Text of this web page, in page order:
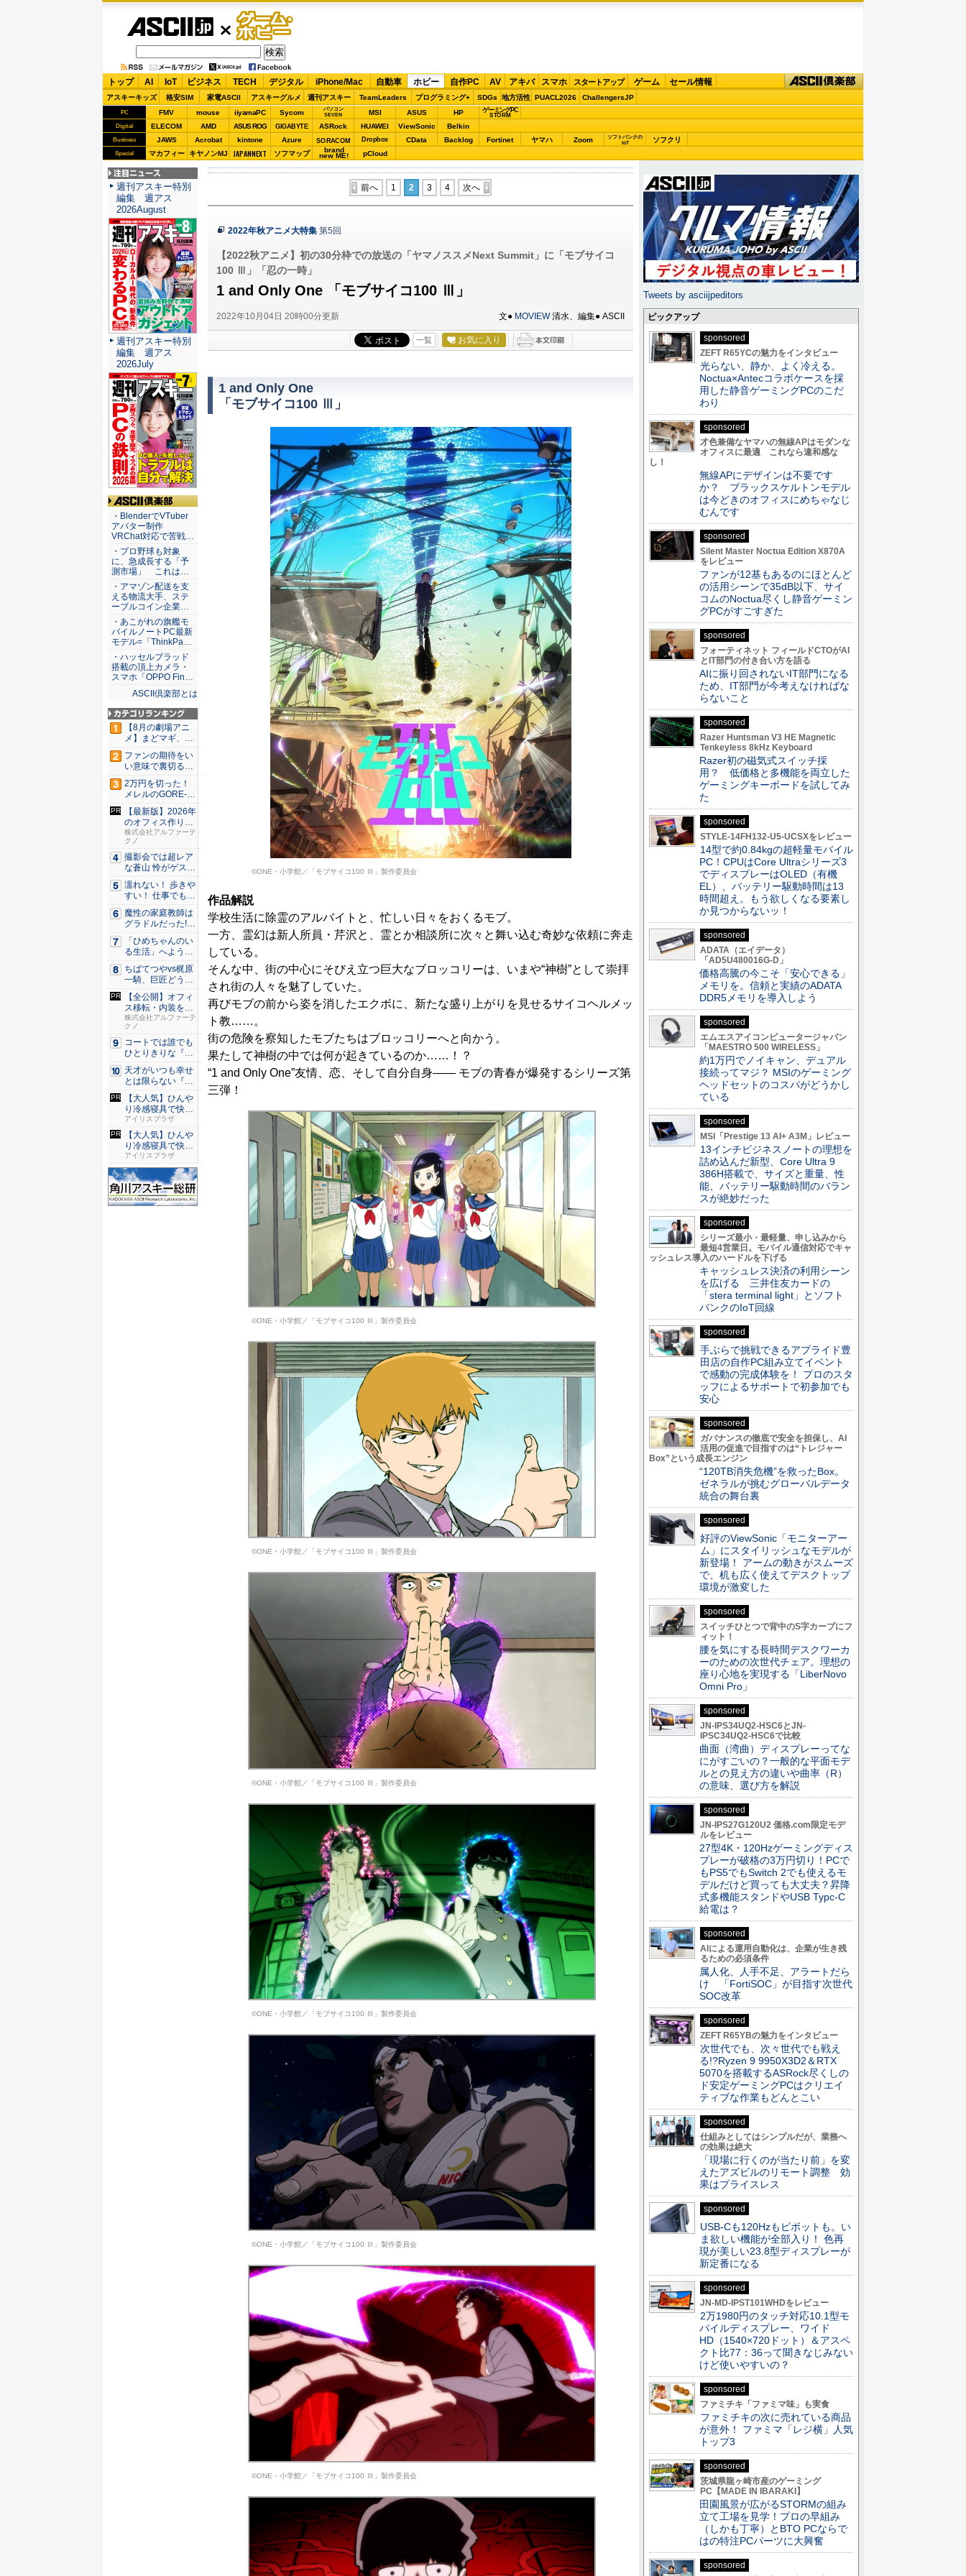
ゲーム・
ホビー
トップ AI IoT ビジネス TECH デジタル iPhone/Mac 自動車 ホビー 自作PC AV アキバ スマホ スタートアップ ゲーム セール情報
アスキーキッズ 格安SIM 家電ASCII アスキーグルメ 週刊アスキー TeamLeaders プログラミング+ SDGs 地方活性 PUACL2026 ChallengersJP
PC FMV mouse iiyamaPC Sycom
パソコン
SEVEN
MSI ASUS HP ゲーミングPC
STORM
Digital ELECOM AMD ASUS ROG GIGABYTE ASRock HUAWEI ViewSonic Belkin
Business JAWS Acrobat kintone Azure SORACOM Dropbox CData Backlog Fortinet ヤマハ Zoom
ソフトバンクの
IoT
ソフクリ
Special マカフィー キヤノンMJ JAPANNEXT ソフマップ brand
new ME! pCloud
前へ 1 2 3 4 次へ
2022年秋アニメ大特集 第5回
【2022秋アニメ】初の30分枠での放送の「ヤマノススメNext Summit」に「モブサイコ
100 Ⅲ」「忍の一時」
1 and Only One 「モブサイコ100 Ⅲ」
2022年10月04日 20時00分更新 文● MOVIEW清水、編集● ASCII
一覧 お気に入り
1 and Only One
「モブサイコ100 Ⅲ」
©ONE・小学館／「モブサイコ100 Ⅲ」製作委員会
作品解説
学校生活に除霊のアルバイトと、忙しい日々をおくるモブ。
一方、霊幻は新人所員・芹沢と、霊とか相談所に次々と舞い込む奇妙な依頼に奔走
している。
そんな中、街の中心にそびえ立つ巨大なブロッコリーは、いまや“神樹”として崇拝
され街の人々を魅了していた。
再びモブの前から姿を消したエクボに、新たな盛り上がりを見せるサイコヘルメッ
ト教……。
街の危険を察知したモブたちはブロッコリーへと向かう。
果たして神樹の中では何が起きているのか……！？
“1 and Only One”友情、恋、そして自分自身―― モブの青春が爆発するシリーズ第
三弾！
©ONE・小学館／「モブサイコ100 Ⅲ」製作委員会
©ONE・小学館／「モブサイコ100 Ⅲ」製作委員会
©ONE・小学館／「モブサイコ100 Ⅲ」製作委員会
©ONE・小学館／「モブサイコ100 Ⅲ」製作委員会
©ONE・小学館／「モブサイコ100 Ⅲ」製作委員会
©ONE・小学館／「モブサイコ100 Ⅲ」製作委員会
注目ニュース
週刊アスキー特別
編集 週アス
2026August
週刊アスキー特別
編集 週アス
2026July
ASCII倶楽部
・BlenderでVTuber
アバター制作
VRChat対応で苦戦…
・プロ野球も対象
に、急成長する「予
測市場」 これは…
・アマゾン配送を支
える物流大手、ステ
ーブルコイン企業…
・あこがれの旗艦モ
バイルノートPC最新
モデル=「ThinkPa…
・ハッセルブラッド
搭載の頂上カメラ・
スマホ「OPPO Fin…
ASCII倶楽部とは
【8月の劇場アニ
メ】まどマギ、13
年ぶり...
ファンの期待をい
い意味で裏切る出
来栄え！...
2万円を切った！
メレルのGORE-T
E...
【最新版】2026年
のオフィス作り攻
略ガ...
株式会社アルファーテ
クノ
撮影会では超レア
な蒼山 怜がゲスト
登場！...
濡れない！ 歩きや
すい！ 仕事でも履
ける...
魔性の家庭教師は
グラドルだった!?
村雨...
「ひめちゃんのい
る生活」へようこ
そ！ 「...
ちばてつやvs梶原
一騎、巨匠どうし
のガチ...
【全公開】オフィ
ス移転・内装を成
功に導く...
株式会社アルファーテ
クノ
コートでは誰でも
ひとりきりな『エ
ースをね...
天才がいつも幸せ
とは限らない『ダ
イヤモン...
【大人気】ひんや
り冷感寝具で快適
な睡眠を...
アイリスプラザ
【大人気】ひんや
り冷感寝具で快適
な睡眠を...
アイリスプラザ
Tweets by asciijpeditors
ピックアップ
sponsored
ZEFT R65YCの魅力をインタビュー
光らない、静か、よく冷える。
Noctua×Antecコラボケースを採
用した静音ゲーミングPCのこだ
わり
sponsored
才色兼備なヤマハの無線APはモダンな
オフィスに最適 これなら違和感な
し！
無線APにデザインは不要です
か？ ブラックスケルトンモデル
は今どきのオフィスにめちゃなじ
むんです
sponsored
Silent Master Noctua Edition X870A
をレビュー
ファンが12基もあるのにほとんど
の活用シーンで35dB以下、サイ
コムのNoctua尽くし静音ゲーミン
グPCがすごすぎた
sponsored
フォーティネット フィールドCTOがAI
とIT部門の付き合い方を語る
AIに振り回されないIT部門になる
ため、IT部門が今考えなければな
らないこと
sponsored
Razer Huntsman V3 HE Magnetic
Tenkeyless 8kHz Keyboard
Razer初の磁気式スイッチ採
用？ 低価格と多機能を両立した
ゲーミングキーボードを試してみ
た
sponsored
STYLE-14FH132-U5-UCSXをレビュー
14型で約0.84kgの超軽量モバイル
PC！CPUはCore Ultraシリーズ3
でディスプレーはOLED（有機
EL）、バッテリー駆動時間は13
時間超え。もう欲しくなる要素し
か見つからないッ！
sponsored
ADATA（エイデータ）
「AD5U480016G-D」
価格高騰の今こそ「安心できる」
メモリを。信頼と実績のADATA
DDR5メモリを導入しよう
sponsored
エムエスアイコンピュータージャパン
「MAESTRO 500 WIRELESS」
約1万円でノイキャン、デュアル
接続ってマジ？ MSIのゲーミング
ヘッドセットのコスパがどうかし
ている
sponsored
MSI「Prestige 13 AI+ A3M」レビュー
13インチビジネスノートの理想を
詰め込んだ新型、Core Ultra 9
386H搭載で、サイズと重量、性
能、バッテリー駆動時間のバラン
スが絶妙だった
sponsored
シリーズ最小・最軽量、申し込みから
最短4営業日。モバイル通信対応でキャ
ッシュレス導入のハードルを下げる
キャッシュレス決済の利用シーン
を広げる 三井住友カードの
「stera terminal light」とソフト
バンクのIoT回線
sponsored
手ぶらで挑戦できるアプライド豊
田店の自作PC組み立てイベント
で感動の完成体験を！ プロのスタ
ッフによるサポートで初参加でも
安心
sponsored
ガバナンスの徹底で安全を担保し、AI
活用の促進で目指すのは“トレジャー
Box”という成長エンジン
“120TB消失危機”を救ったBox。
ゼネラルが挑むグローバルデータ
統合の舞台裏
sponsored
好評のViewSonic「モニターアー
ム」にスタイリッシュなモデルが
新登場！ アームの動きがスムーズ
で、机も広く使えてデスクトップ
環境が激変した
sponsored
スイッチひとつで背中のS字カーブにフ
ィット！
腰を気にする長時間デスクワーカ
ーのための次世代チェア。理想の
座り心地を実現する「LiberNovo
Omni Pro」
sponsored
JN-IPS34UQ2-HSC6とJN-
IPSC34UQ2-HSC6で比較
曲面（湾曲）ディスプレーってな
にがすごいの？一般的な平面モデ
ルとの見え方の違いや曲率（R）
の意味、選び方を解説
sponsored
JN-IPS27G120U2 価格.com限定モデ
ルをレビュー
27型4K・120Hzゲーミングディス
プレーが破格の3万円切り！PCで
もPS5でもSwitch 2でも使えるモ
デルだけど買っても大丈夫？昇降
式多機能スタンドやUSB Typc-C
給電は？
sponsored
AIによる運用自動化は、企業が生き残
るための必須条件
属人化、人手不足、アラートだら
け 「FortiSOC」が目指す次世代
SOC改革
sponsored
ZEFT R65YBの魅力をインタビュー
次世代でも、次々世代でも戦え
る!?Ryzen 9 9950X3D2＆RTX
5070を搭載するASRock尽くしの
ド安定ゲーミングPCはクリエイ
ティブな作業もどんとこい
sponsored
仕組みとしてはシンプルだが、業務へ
の効果は絶大
「現場に行くのが当たり前」を変
えたアズビルのリモート調整 効
果はプライスレス
sponsored
USB-Cも120Hzもピボットも。い
ま欲しい機能が全部入り！ 色再
現が美しい23.8型ディスプレーが
新定番になる
sponsored
JN-MD-IPST101WHDをレビュー
2万1980円のタッチ対応10.1型モ
バイルディスプレー、ワイド
HD（1540×720ドット）＆アスペ
クト比77：36って聞きなじみない
けど使いやすいの？
sponsored
ファミチキ「ファミマ味」も実食
ファミチキの次に売れている商品
が意外！ ファミマ「レジ横」人気
トップ3
sponsored
茨城県龍ヶ崎市産のゲーミング
PC【MADE IN IBARAKI】
田園風景が広がるSTORMの組み
立て工場を見学！プロの早組み
（しかも丁寧）とBTO PCならで
はの特注PCパーツに大興奮
sponsored